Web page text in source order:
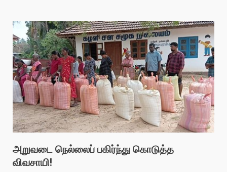
அறுவடை நெல்லைப் பகிர்ந்து கொடுத்த
விவசாயி!